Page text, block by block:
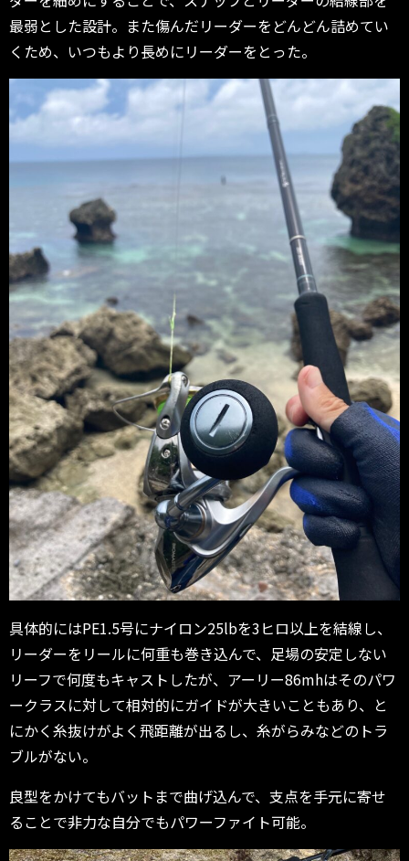
最弱とした設計。また傷んだリーダーをどんどん詰めてい
くため、いつもより長めにリーダーをとった。
具体的にはPE1.5号にナイロン25lbを3ヒロ以上を結線し、
リーダーをリールに何重も巻き込んで、足場の安定しない
リーフで何度もキャストしたが、アーリー86mhはそのパワ
ークラスに対して相対的にガイドが大きいこともあり、と
にかく糸抜けがよく飛距離が出るし、糸がらみなどのトラ
ブルがない。
良型をかけてもバットまで曲げ込んで、支点を手元に寄せ
ることで非力な自分でもパワーファイト可能。